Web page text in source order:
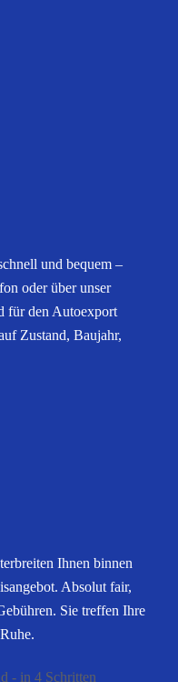
und bequem –
oder über unser
für den Autoexport
Zustand, Baujahr,
Ihnen binnen
Absolut fair,
Sie treffen Ihre